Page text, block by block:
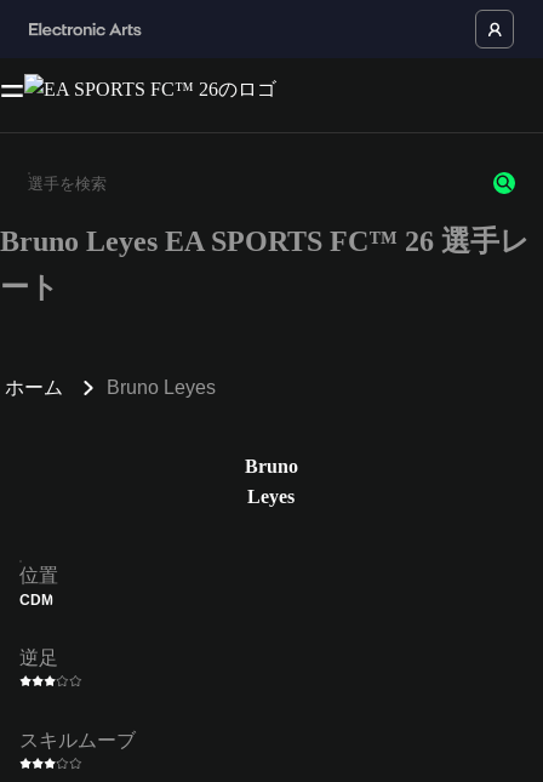
3文字以上の文字または数字を入力してください。
Bruno Leyes EA SPORTS FC™ 26 選手レ
ート
ホーム Bruno Leyes
Bruno
Leyes
位置
CDM
逆足
スキルムーブ